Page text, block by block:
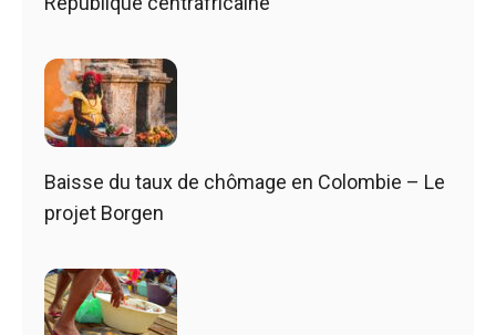
Baisse du taux de chômage en Colombie – Le
projet Borgen